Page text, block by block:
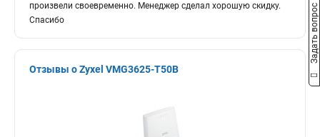
произвели своевременно. Менеджер сделал хорошую скидку.
Спасибо
Отзывы о Zyxel VMG3625-T50B
Задать вопрос